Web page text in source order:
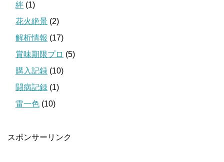
絆 (1)
花火絶景 (2)
解析情報 (17)
賞味期限プロ (5)
購入記録 (10)
闘病記録 (1)
雷一色 (10)
スポンサーリンク